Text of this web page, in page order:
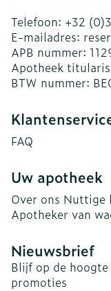
Telefoon: +32
E-mailadres:
APB nummer:
Apotheek
BTW nummer:
FAQ
Uw apotheek
Over ons Nuttige
Apotheker van
Nieuwsbrief
Blijf op de
promoties